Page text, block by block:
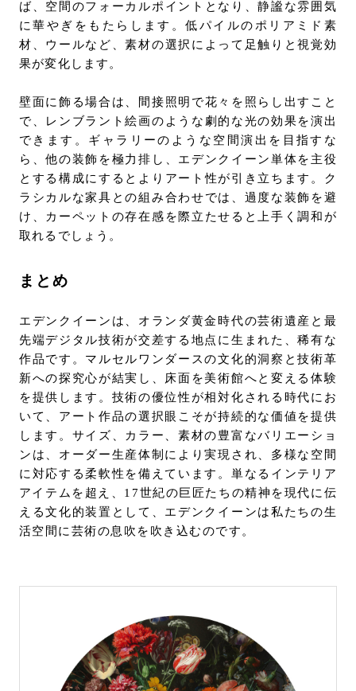
ば、空間のフォーカルポイントとなり、静謐な雰囲気
に華やぎをもたらします。低パイルのポリアミド素
材、ウールなど、素材の選択によって足触りと視覚効
果が変化します。
壁面に飾る場合は、間接照明で花々を照らし出すこと
で、レンブラント絵画のような劇的な光の効果を演出
できます。ギャラリーのような空間演出を目指すな
ら、他の装飾を極力排し、エデンクイーン単体を主役
とする構成にするとよりアート性が引き立ちます。ク
ラシカルな家具との組み合わせでは、過度な装飾を避
け、カーペットの存在感を際立たせると上手く調和が
取れるでしょう。
まとめ
エデンクイーンは、オランダ黄金時代の芸術遺産と最
先端デジタル技術が交差する地点に生まれた、稀有な
作品です。マルセルワンダースの文化的洞察と技術革
新への探究心が結実し、床面を美術館へと変える体験
を提供します。技術の優位性が相対化される時代にお
いて、アート作品の選択眼こそが持続的な価値を提供
します。サイズ、カラー、素材の豊富なバリエーショ
ンは、オーダー生産体制により実現され、多様な空間
に対応する柔軟性を備えています。単なるインテリア
アイテムを超え、17世紀の巨匠たちの精神を現代に伝
える文化的装置として、エデンクイーンは私たちの生
活空間に芸術の息吹を吹き込むのです。